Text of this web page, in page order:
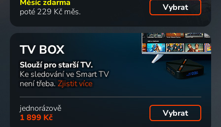
Měsíc zdarma
poté 229 Kč měs.
Vybrat
TV BOX
Slouží pro starší TV.
Ke sledování ve Smart TV
není třeba. Zjistit více
jednorázově
1 899 Kč
Vybrat